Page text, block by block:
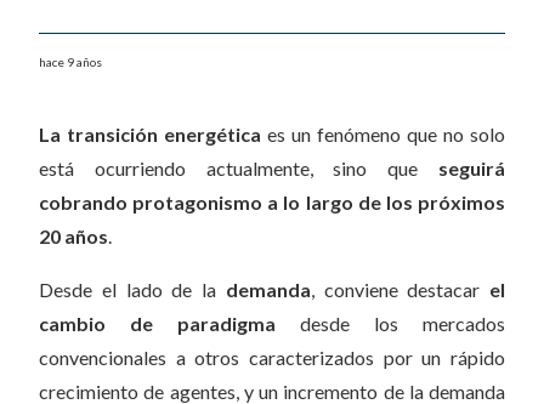
hace 9 años
La transición energética es un fenómeno que no solo
está ocurriendo actualmente, sino que seguirá
cobrando protagonismo a lo largo de los próximos
20 años.
Desde el lado de la demanda, conviene destacar el
cambio de paradigma desde los mercados
convencionales a otros caracterizados por un rápido
crecimiento de agentes, y un incremento de la demanda